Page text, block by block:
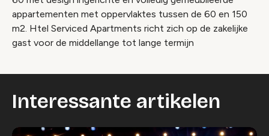
appartementen met oppervlaktes tussen de 60 en 150
m2. Htel Serviced Apartments richt zich op de zakelijke
gast voor de middellange tot lange termijn
Interessante artikelen